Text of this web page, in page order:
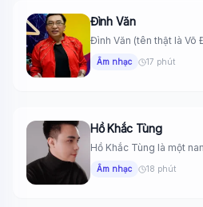
Đình Văn
Đình Văn (tên thật là Võ
tháng...
Âm nhạc 17 phút
Hồ Khắc Tùng
Hồ Khắc Tùng là một
Việt...
Âm nhạc 18 phút